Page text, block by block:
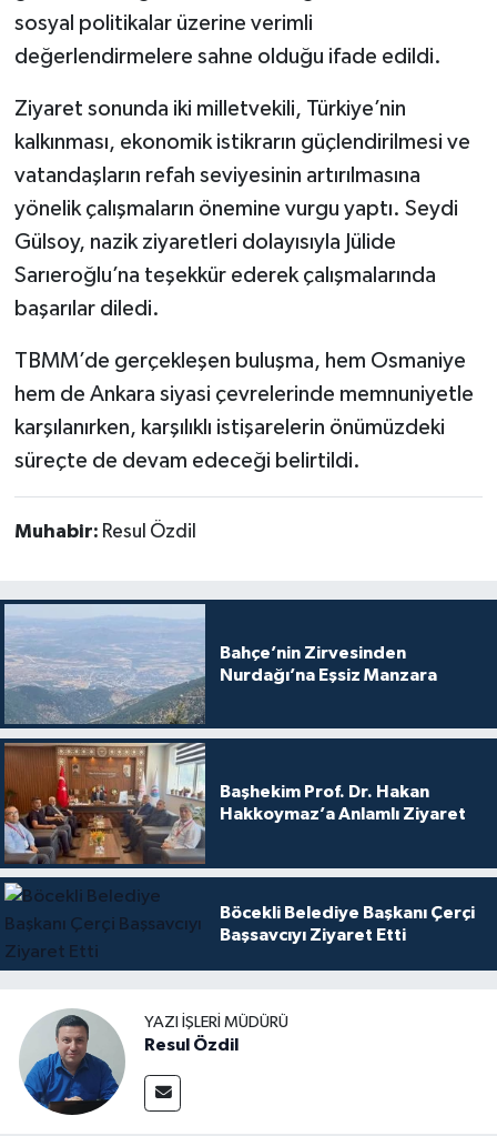
sosyal politikalar üzerine verimli
değerlendirmelere sahne olduğu ifade edildi.
Ziyaret sonunda iki milletvekili, Türkiye’nin
kalkınması, ekonomik istikrarın güçlendirilmesi ve
vatandaşların refah seviyesinin artırılmasına
yönelik çalışmaların önemine vurgu yaptı. Seydi
Gülsoy, nazik ziyaretleri dolayısıyla Jülide
Sarıeroğlu’na teşekkür ederek çalışmalarında
başarılar diledi.
TBMM’de gerçekleşen buluşma, hem Osmaniye
hem de Ankara siyasi çevrelerinde memnuniyetle
karşılanırken, karşılıklı istişarelerin önümüzdeki
süreçte de devam edeceği belirtildi.
Muhabir: Resul Özdil
Bahçe’nin Zirvesinden
Nurdağı’na Eşsiz Manzara
Başhekim Prof. Dr. Hakan
Hakkoymaz’a Anlamlı Ziyaret
Böcekli Belediye Başkanı Çerçi
Başsavcıyı Ziyaret Etti
YAZI İŞLERI MÜDÜRÜ
Resul Özdil